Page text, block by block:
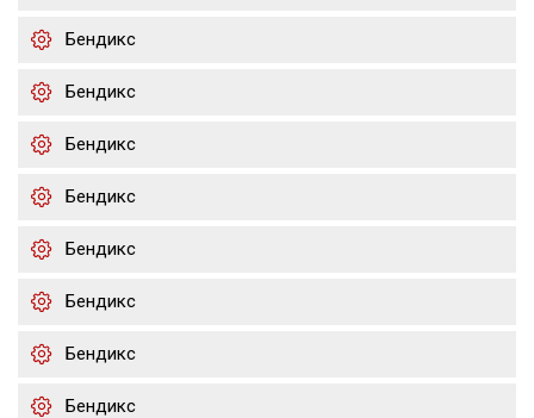
Бендикс
Бендикс
Бендикс
Бендикс
Бендикс
Бендикс
Бендикс
Бендикс